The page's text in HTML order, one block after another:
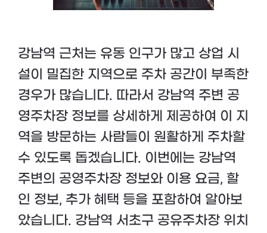
강남역 근처는 유동 인구가 많고 상업 시
설이 밀집한 지역으로 주차 공간이 부족한
경우가 많습니다. 따라서 강남역 주변 공
영주차장 정보를 상세하게 제공하여 이 지
역을 방문하는 사람들이 원활하게 주차할
수 있도록 돕겠습니다. 이번에는 강남역
주변의 공영주차장 정보와 이용 요금, 할
인 정보, 추가 혜택 등을 포함하여 알아보
았습니다. 강남역 서초구 공유주차장 위치